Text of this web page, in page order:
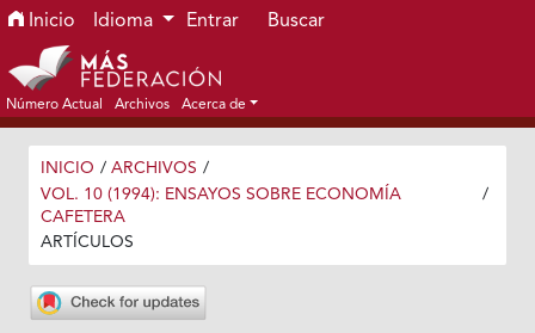
Ir al menú de navegación principal
Ir al contenido principal
Ir al pie de página del sitio
Inicio Idioma Entrar Buscar
Número Actual Archivos Acerca de
INICIO / ARCHIVOS /
VOL. 10 (1994): ENSAYOS SOBRE ECONOMÍA
CAFETERA
/
ARTÍCULOS